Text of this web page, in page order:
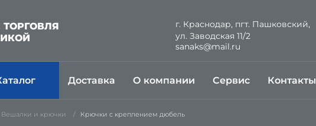
г. Краснодар, пгт. Пашковский,
ул. Заводская 11/2
sanaks@mail.ru
Доставка О компании Сервис Контакты
Вешалки и крючки Крючки с креплением дюбель